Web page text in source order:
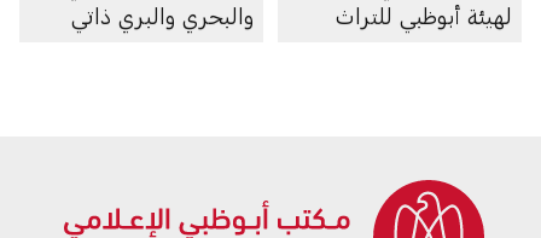
لهيئة أبوظبي للتراث
والبحري والبري ذاتي